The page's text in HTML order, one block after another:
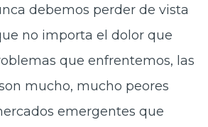
debemos perder de vista
no importa el dolor que
que enfrentemos, las
mucho, mucho peores
emergentes que